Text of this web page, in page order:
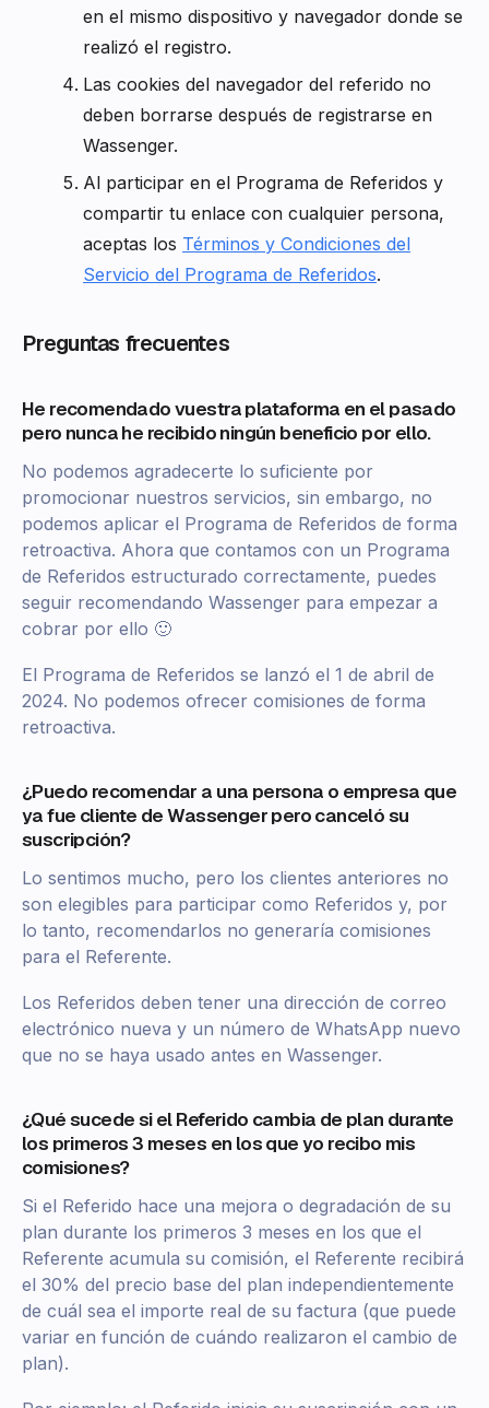
en el mismo dispositivo y navegador donde se
realizó el registro.
Las cookies del navegador del referido no
deben borrarse después de registrarse en
Wassenger.
Al participar en el Programa de Referidos y
compartir tu enlace con cualquier persona,
aceptas los Términos y Condiciones del
Servicio del Programa de Referidos.
Preguntas frecuentes
He recomendado vuestra plataforma en el pasado
pero nunca he recibido ningún beneficio por ello.
No podemos agradecerte lo suficiente por
promocionar nuestros servicios, sin embargo, no
podemos aplicar el Programa de Referidos de forma
retroactiva. Ahora que contamos con un Programa
de Referidos estructurado correctamente, puedes
seguir recomendando Wassenger para empezar a
cobrar por ello 🙂
El Programa de Referidos se lanzó el 1 de abril de
2024. No podemos ofrecer comisiones de forma
retroactiva.
¿Puedo recomendar a una persona o empresa que
ya fue cliente de Wassenger pero canceló su
suscripción?
Lo sentimos mucho, pero los clientes anteriores no
son elegibles para participar como Referidos y, por
lo tanto, recomendarlos no generaría comisiones
para el Referente.
Los Referidos deben tener una dirección de correo
electrónico nueva y un número de WhatsApp nuevo
que no se haya usado antes en Wassenger.
¿Qué sucede si el Referido cambia de plan durante
los primeros 3 meses en los que yo recibo mis
comisiones?
Si el Referido hace una mejora o degradación de su
plan durante los primeros 3 meses en los que el
Referente acumula su comisión, el Referente recibirá
el 30% del precio base del plan independientemente
de cuál sea el importe real de su factura (que puede
variar en función de cuándo realizaron el cambio de
plan).